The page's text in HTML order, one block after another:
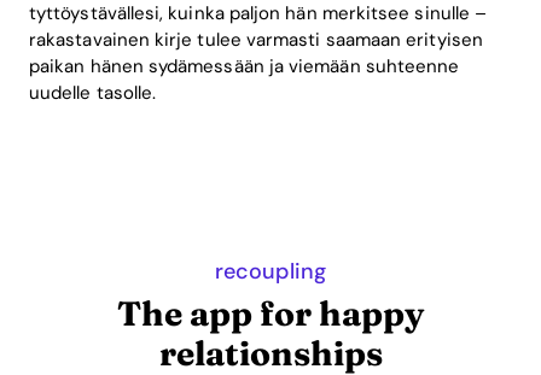
tyttöystävällesi, kuinka paljon hän merkitsee sinulle –
rakastavainen kirje tulee varmasti saamaan erityisen
paikan hänen sydämessään ja viemään suhteenne
uudelle tasolle.
recoupling
The app for happy
relationships